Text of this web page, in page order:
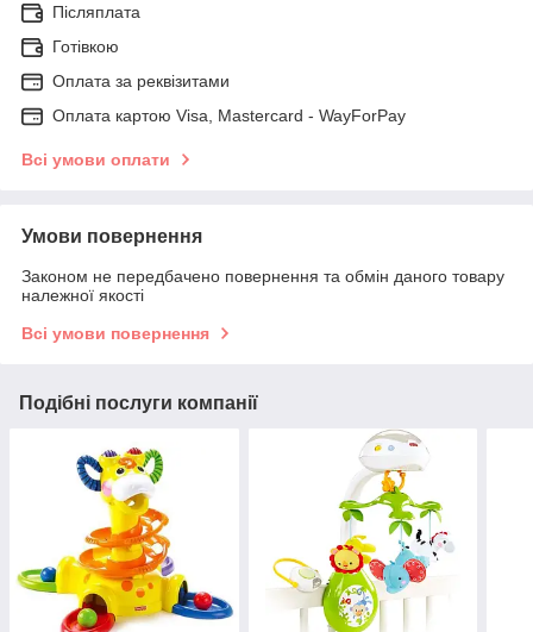
Післяплата
Готівкою
Оплата за реквізитами
Оплата картою Visa, Mastercard - WayForPay
Всі умови оплати
Умови повернення
Законом не передбачено повернення та обмін даного товару
належної якості
Всі умови повернення
Подібні послуги компанії